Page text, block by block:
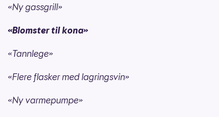
«Ny gassgrill»
«Blomster til kona»
«Tannlege»
«Flere flasker med lagringsvin»
«Ny varmepumpe»